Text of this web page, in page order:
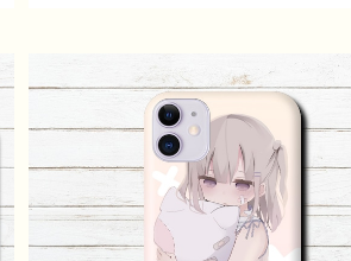
ビ 人気 イラストレーター クリエイ
絵師 オリジナル デザイン グッズ タ
ル：エフゲニー 作：NANAICHI（ナナイチ